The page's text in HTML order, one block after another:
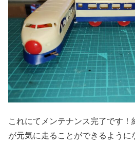
これにてメンテナンス完了です
が元気に走ることができるように